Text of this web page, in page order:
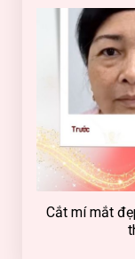
Cắt mí mắt